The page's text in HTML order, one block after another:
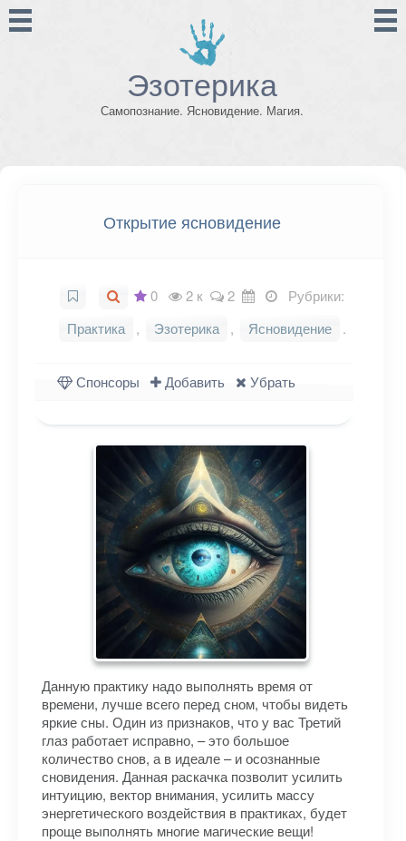
Эзотерика
Самопознание. Ясновидение. Магия.
Открытие ясновидение
0 2 к 2
Рубрики:
Практика
, Эзотерика , Ясновидение .
Спонсоры Добавить Убрать
Данную практику надо выполнять время от
времени, лучше всего перед сном, чтобы видеть
яркие сны. Один из признаков, что у вас Третий
глаз работает исправно, – это большое
количество снов, а в идеале – и осознанные
сновидения. Данная раскачка позволит усилить
интуицию, вектор внимания, усилить массу
энергетического воздействия в практиках, будет
проще выполнять многие магические вещи!